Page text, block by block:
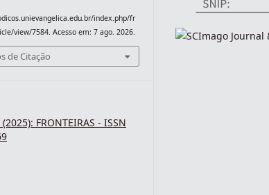
index.php/fr
view/7584. Acesso em: 7 ago. 2026.
de Citação
FRONTEIRAS - ISSN